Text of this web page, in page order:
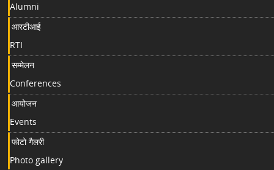
Alumni
आरटीआई
RTI
सम्मेलन
Conferences
आयोजन
Events
फोटो गैलरी
Photo gallery